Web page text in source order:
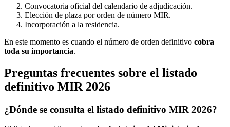
Convocatoria oficial del calendario de adjudicación.
Elección de plaza por orden de número MIR.
Incorporación a la residencia.
En este momento es cuando el número de orden definitivo cobra
toda su importancia.
Preguntas frecuentes sobre el listado
definitivo MIR 2026
¿Dónde se consulta el listado definitivo MIR 2026?